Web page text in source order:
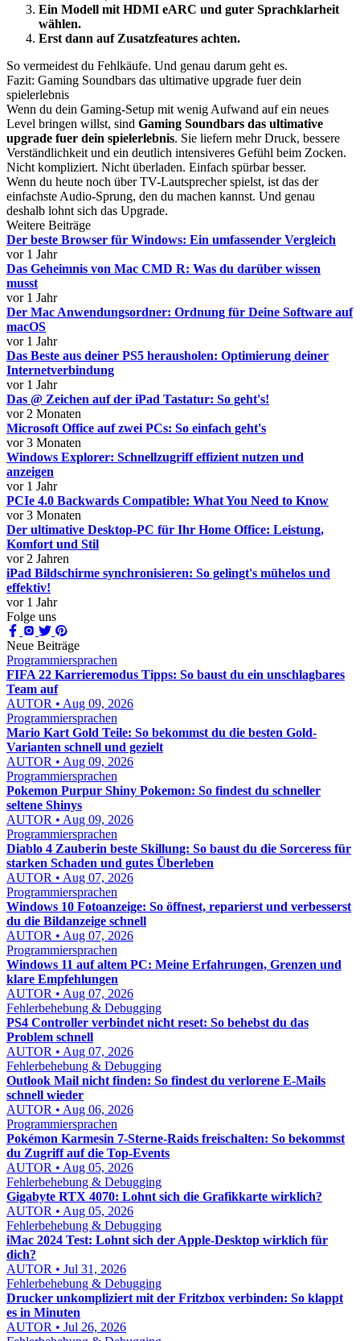
Ein Modell mit HDMI eARC und guter Sprachklarheit
wählen.
Erst dann auf Zusatzfeatures achten.
So vermeidest du Fehlkäufe. Und genau darum geht es.
Fazit: Gaming Soundbars das ultimative upgrade fuer dein
spielerlebnis
Wenn du dein Gaming-Setup mit wenig Aufwand auf ein neues
Level bringen willst, sind Gaming Soundbars das ultimative
upgrade fuer dein spielerlebnis. Sie liefern mehr Druck, bessere
Verständlichkeit und ein deutlich intensiveres Gefühl beim Zocken.
Nicht kompliziert. Nicht überladen. Einfach spürbar besser.
Wenn du heute noch über TV-Lautsprecher spielst, ist das der
einfachste Audio-Sprung, den du machen kannst. Und genau
deshalb lohnt sich das Upgrade.
Weitere Beiträge
Der beste Browser für Windows: Ein umfassender Vergleich
vor 1 Jahr
Das Geheimnis von Mac CMD R: Was du darüber wissen
musst
vor 1 Jahr
Der Mac Anwendungsordner: Ordnung für Deine Software auf
macOS
vor 1 Jahr
Das Beste aus deiner PS5 herausholen: Optimierung deiner
Internetverbindung
vor 1 Jahr
Das @ Zeichen auf der iPad Tastatur: So geht's!
vor 2 Monaten
Microsoft Office auf zwei PCs: So einfach geht's
vor 3 Monaten
Windows Explorer: Schnellzugriff effizient nutzen und
anzeigen
vor 1 Jahr
PCIe 4.0 Backwards Compatible: What You Need to Know
vor 3 Monaten
Der ultimative Desktop-PC für Ihr Home Office: Leistung,
Komfort und Stil
vor 2 Jahren
iPad Bildschirme synchronisieren: So gelingt's mühelos und
effektiv!
vor 1 Jahr
Folge uns
Neue Beiträge
Programmiersprachen
FIFA 22 Karrieremodus Tipps: So baust du ein unschlagbares
Team auf
AUTOR • Aug 09, 2026
Programmiersprachen
Mario Kart Gold Teile: So bekommst du die besten Gold-
Varianten schnell und gezielt
AUTOR • Aug 09, 2026
Programmiersprachen
Pokemon Purpur Shiny Pokemon: So findest du schneller
seltene Shinys
AUTOR • Aug 09, 2026
Programmiersprachen
Diablo 4 Zauberin beste Skillung: So baust du die Sorceress für
starken Schaden und gutes Überleben
AUTOR • Aug 07, 2026
Programmiersprachen
Windows 10 Fotoanzeige: So öffnest, reparierst und verbesserst
du die Bildanzeige schnell
AUTOR • Aug 07, 2026
Programmiersprachen
Windows 11 auf altem PC: Meine Erfahrungen, Grenzen und
klare Empfehlungen
AUTOR • Aug 07, 2026
Fehlerbehebung & Debugging
PS4 Controller verbindet nicht reset: So behebst du das
Problem schnell
AUTOR • Aug 07, 2026
Fehlerbehebung & Debugging
Outlook Mail nicht finden: So findest du verlorene E-Mails
schnell wieder
AUTOR • Aug 06, 2026
Programmiersprachen
Pokémon Karmesin 7-Sterne-Raids freischalten: So bekommst
du Zugriff auf die Top-Events
AUTOR • Aug 05, 2026
Fehlerbehebung & Debugging
Gigabyte RTX 4070: Lohnt sich die Grafikkarte wirklich?
AUTOR • Aug 05, 2026
Fehlerbehebung & Debugging
iMac 2024 Test: Lohnt sich der Apple-Desktop wirklich für
dich?
AUTOR • Jul 31, 2026
Fehlerbehebung & Debugging
Drucker unkompliziert mit der Fritzbox verbinden: So klappt
es in Minuten
AUTOR • Jul 26, 2026